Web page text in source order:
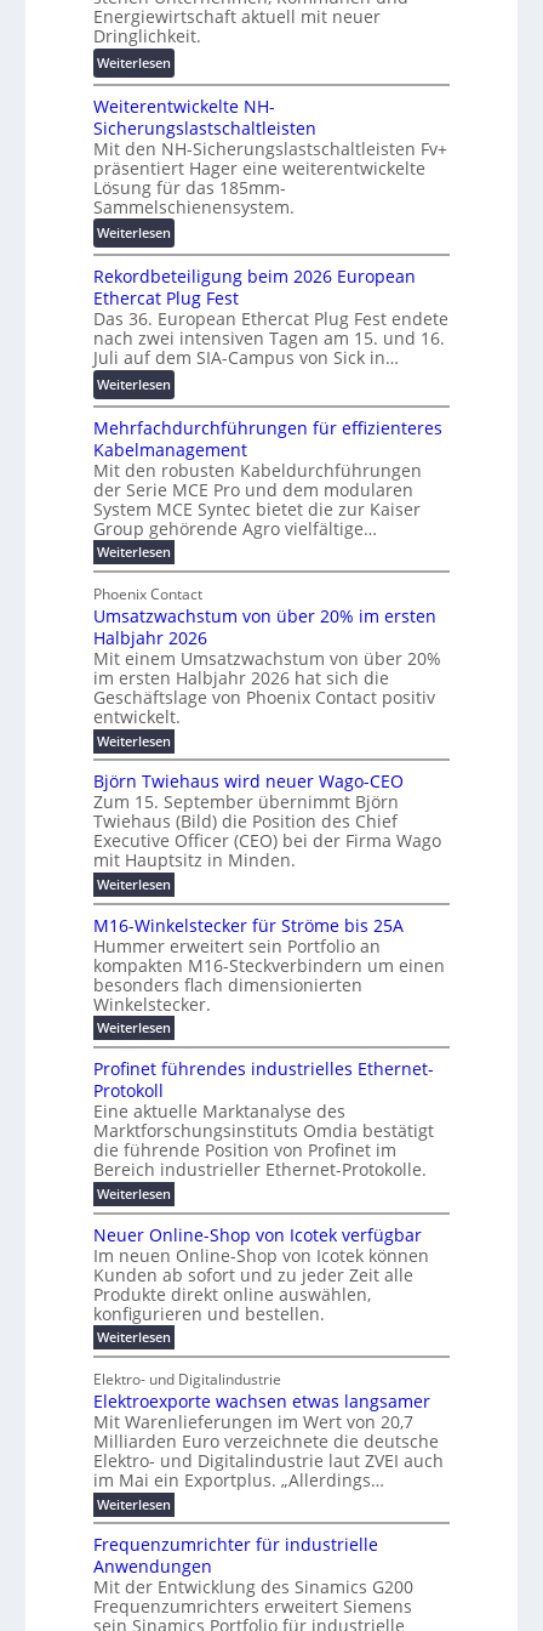
e
n
i
g
i
t
a
l
e
T
r
a
n
s
p
a
r
e
n
z
n
e
n
b
a
u
:
F
o
r
s
c
h
u
n
g
s
f
ö
e
r
u
n
g
b
r
a
u
c
h
t
m
e
r
T
e
m
p
o
u
n
d
w
e
n
i
g
r
B
ü
r
o
k
a
t
i
e
Energiewirtschaft aktuell mit neuer
Dringlichkeit.
Weiterlesen:
V
o
l
t
a
-
X
2
0
2
7
w
i
r
d
z
u
m
E
n
e
r
g
u
b
ü
r
m
o
d
e
r
n
e
E
e
r
g
i
l
ö
u
n
g
e
n
Weiterentwickelte NH-
Sicherungslastschaltleisten
Mit den NH-Sicherungslastschaltleisten Fv+
präsentiert Hager eine weiterentwickelte
Lösung für das 185mm-
Sammelschienensystem.
Weiterlesen:
W
e
i
t
e
r
e
n
t
w
i
c
k
e
l
e
N
H
-
S
i
c
h
e
r
u
n
g
s
l
a
s
t
s
c
h
a
t
l
e
i
s
t
e
n
Rekordbeteiligung beim 2026 European
Ethercat Plug Fest
Das 36. European Ethercat Plug Fest endete
nach zwei intensiven Tagen am 15. und 16.
Juli auf dem SIA-Campus von Sick in…
Weiterlesen:
R
e
k
o
r
d
b
e
e
i
l
i
g
u
n
g
b
e
m
2
0
2
6
E
u
r
o
p
e
E
t
h
e
r
c
a
t
P
l
u
F
e
s
t
Mehrfachdurchführungen für effizienteres
Kabelmanagement
Mit den robusten Kabeldurchführungen
der Serie MCE Pro und dem modularen
System MCE Syntec bietet die zur Kaiser
Group gehörende Agro vielfältige…
Weiterlesen:
M
h
r
f
a
c
h
d
u
r
c
f
ü
h
r
u
n
g
e
n
f
ü
r
e
ff
i
z
i
e
t
e
r
e
s
K
a
b
e
l
m
a
n
g
m
e
n
t
Phoenix Contact
Umsatzwachstum von über 20% im ersten
Halbjahr 2026
Mit einem Umsatzwachstum von über 20%
im ersten Halbjahr 2026 hat sich die
Geschäftslage von Phoenix Contact positiv
entwickelt.
Weiterlesen:
U
m
s
a
z
w
a
c
h
s
t
u
m
v
o
n
ü
b
e
2
0
%
i
m
e
r
s
e
n
H
a
l
b
a
h
r
2
0
2
6
Björn Twiehaus wird neuer Wago-CEO
Zum 15. September übernimmt Björn
Twiehaus (Bild) die Position des Chief
Executive Officer (CEO) bei der Firma Wago
mit Hauptsitz in Minden.
Weiterlesen:
B
ö
r
n
T
w
i
e
h
a
w
i
r
d
e
e
W
a
g
o
-
C
E
M16-Winkelstecker für Ströme bis 25A
Hummer erweitert sein Portfolio an
kompakten M16-Steckverbindern um einen
besonders flach dimensionierten
Winkelstecker.
Weiterlesen:
M
1
6
W
i
n
k
e
l
s
t
e
c
k
e
r
ü
S
t
r
ö
m
e
b
i
s
5
A
Profinet führendes industrielles Ethernet-
Protokoll
Eine aktuelle Marktanalyse des
Marktforschungsinstituts Omdia bestätigt
die führende Position von Profinet im
Bereich industrieller Ethernet-Protokolle.
Weiterlesen:
P
r
o
i
n
e
t
f
ü
h
r
e
n
d
e
s
i
n
u
s
t
r
i
Neuer Online-Shop von Icotek verfügbar
Im neuen Online-Shop von Icotek können
Kunden ab sofort und zu jeder Zeit alle
Produkte direkt online auswählen,
konfigurieren und bestellen.
Weiterlesen:
N
e
u
e
r
O
n
l
i
n
e
-
S
h
o
p
v
Elektro- und Digitalindustrie
Elektroexporte wachsen etwas langsamer
Mit Warenlieferungen im Wert von 20,7
Milliarden Euro verzeichnete die deutsche
Elektro- und Digitalindustrie laut ZVEI auch
im Mai ein Exportplus. „Allerdings…
Weiterlesen:
E
e
k
t
r
o
Frequenzumrichter für industrielle
Anwendungen
Mit der Entwicklung des Sinamics G200
Frequenzumrichters erweitert Siemens
sein Sinamics Portfolio für industrielle